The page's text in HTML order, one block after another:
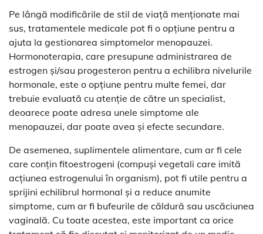
Pe lângă modificările de stil de viață menționate mai
sus, tratamentele medicale pot fi o opțiune pentru a
ajuta la gestionarea simptomelor menopauzei.
Hormonoterapia, care presupune administrarea de
estrogen și/sau progesteron pentru a echilibra nivelurile
hormonale, este o opțiune pentru multe femei, dar
trebuie evaluată cu atenție de către un specialist,
deoarece poate adresa unele simptome ale
menopauzei, dar poate avea și efecte secundare.
De asemenea, suplimentele alimentare, cum ar fi cele
care conțin fitoestrogeni (compuși vegetali care imită
acțiunea estrogenului în organism), pot fi utile pentru a
sprijini echilibrul hormonal și a reduce anumite
simptome, cum ar fi bufeurile de căldură sau uscăciunea
vaginală. Cu toate acestea, este important ca orice